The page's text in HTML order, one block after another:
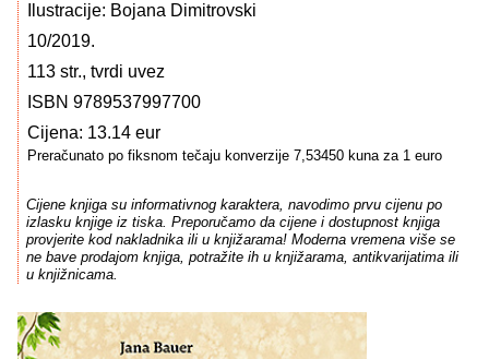
Ilustracije: Bojana Dimitrovski
10/2019.
113 str., tvrdi uvez
ISBN 9789537997700
Cijena: 13.14 eur
Preračunato po fiksnom tečaju konverzije 7,53450 kuna za 1 euro
Cijene knjiga su informativnog karaktera, navodimo prvu cijenu po
izlasku knjige iz tiska. Preporučamo da cijene i dostupnost knjiga
provjerite kod nakladnika ili u knjižarama! Moderna vremena više se
ne bave prodajom knjiga, potražite ih u knjižarama, antikvarijatima ili
u knjižnicama.